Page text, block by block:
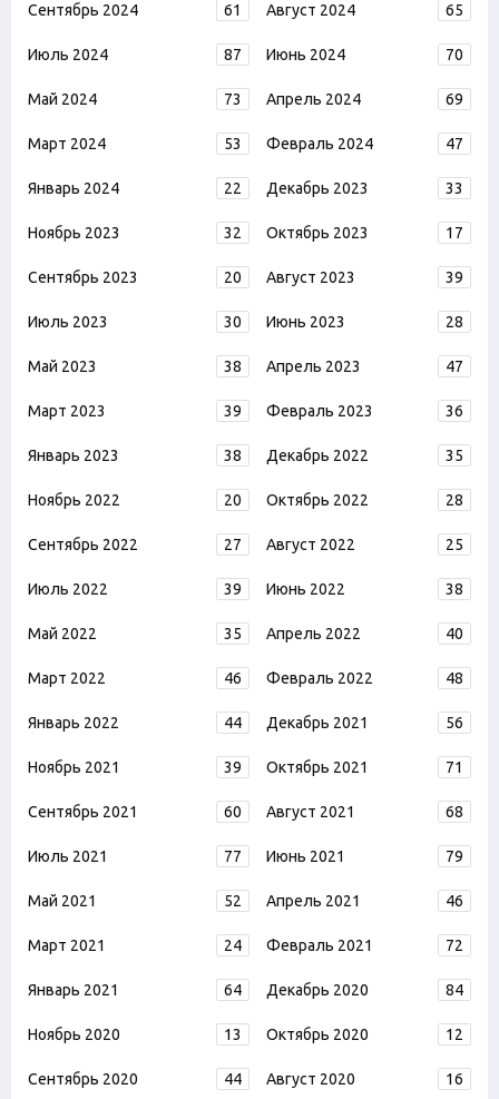
Сентябрь 2024 61 Август 2024 65
Июль 2024 87 Июнь 2024 70
Май 2024 73 Апрель 2024 69
Март 2024 53 Февраль 2024 47
Январь 2024 22 Декабрь 2023 33
Ноябрь 2023 32 Октябрь 2023 17
Сентябрь 2023 20 Август 2023 39
Июль 2023 30 Июнь 2023 28
Май 2023 38 Апрель 2023 47
Март 2023 39 Февраль 2023 36
Январь 2023 38 Декабрь 2022 35
Ноябрь 2022 20 Октябрь 2022 28
Сентябрь 2022 27 Август 2022 25
Июль 2022 39 Июнь 2022 38
Май 2022 35 Апрель 2022 40
Март 2022 46 Февраль 2022 48
Январь 2022 44 Декабрь 2021 56
Ноябрь 2021 39 Октябрь 2021 71
Сентябрь 2021 60 Август 2021 68
Июль 2021 77 Июнь 2021 79
Май 2021 52 Апрель 2021 46
Март 2021 24 Февраль 2021 72
Январь 2021 64 Декабрь 2020 84
Ноябрь 2020 13 Октябрь 2020 12
Сентябрь 2020 44 Август 2020 16